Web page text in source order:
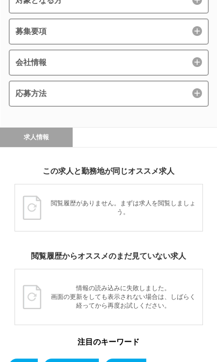
募集要項
会社情報
応募方法
求人情報
この求人と勤務地が同じオススメ求人
閲覧履歴がありません。まずは求人を閲覧しましょ
う。
閲覧履歴からオススメのまだ見ていない求人
情報の読み込みに失敗しました。
画面の更新をしても表示されない場合は、しばらく
経ってから再度お試しください。
注目のキーワード